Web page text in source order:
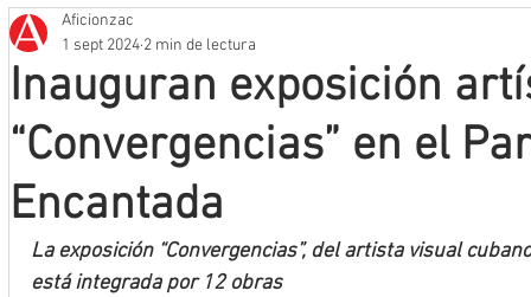
Que no se olvide
Inauguran exposición
“Convergencias” en el
Encantada
Aficionzac
1 sept 2024 2 min de lectura
La exposición “Convergencias”, del artista visual
está integrada por 12 obras